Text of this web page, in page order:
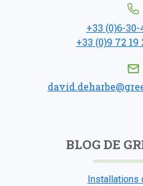
+33 (0)6-
+33 (0)9 72 19
BLOG DE
Installations